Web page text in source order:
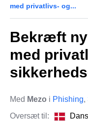
med privatlivs- og...
Bekræft
med
Med Mezo i Phishing,
Oversæt til: